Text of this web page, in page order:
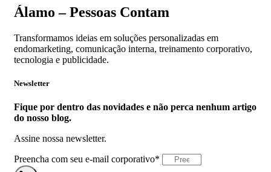
Álamo – Pessoas Contam
Transformamos ideias em soluções personalizadas em
endomarketing, comunicação interna, treinamento corporativo,
tecnologia e publicidade.
Newsletter
Fique por dentro das novidades e não perca nenhum artigo
do nosso blog.
Assine nossa newsletter.
Preencha com seu e-mail corporativo*